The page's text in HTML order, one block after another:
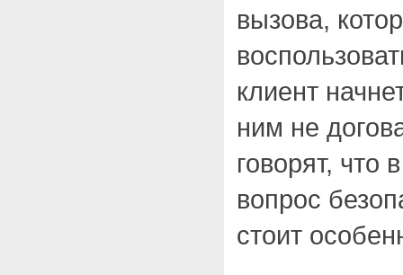
вызова,
клиент
ним не
говорят, что
вопрос
стоит